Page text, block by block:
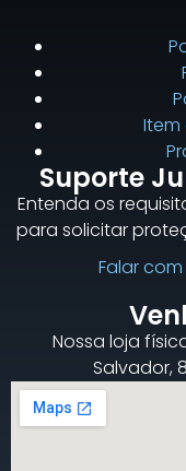
Suporte
Entenda os
para solicitar
Falar
Nossa loja
Salvador,